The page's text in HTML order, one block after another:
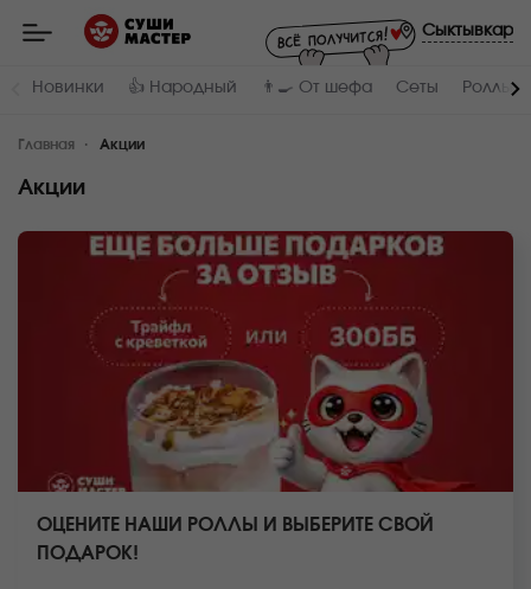
Мастер
заказ
доставка
суши,
WOK
Сыктывкаре
Сыктывкар
Новинки 👍 Народный 👨‍🍳 От шефа Сеты Роллы
Главная Акции
Акции
ОЦЕНИТЕ НАШИ РОЛЛЫ И ВЫБЕРИТЕ СВОЙ
ПОДАРОК!